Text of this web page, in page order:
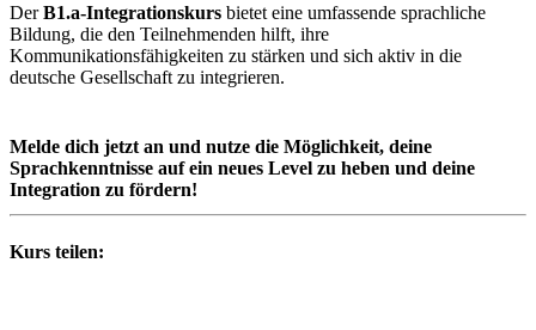
DerB1.a-Integrationskurs bietet eine umfassende sprachliche
Bildung, die den Teilnehmenden hilft, ihre
Kommunikationsfähigkeiten zu stärken und sich aktiv in die
deutsche Gesellschaft zu integrieren.
Melde dich jetzt an und nutze die Möglichkeit, deine
Sprachkenntnisse auf ein neues Level zu heben und deine
Integration zu fördern!
Kurs teilen: